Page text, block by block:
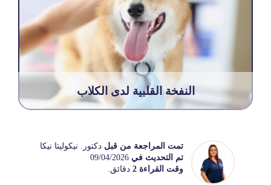
النفخة القلبية لدى الكلاب
تمت المراجعة من قبلدكتور. نيكوليتا نيكا
تم التحديث في 09/04/2026
وقت القراءة 2
دقائق.